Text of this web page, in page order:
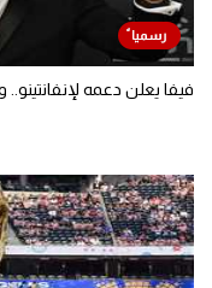
فيفا يعلن دعمه